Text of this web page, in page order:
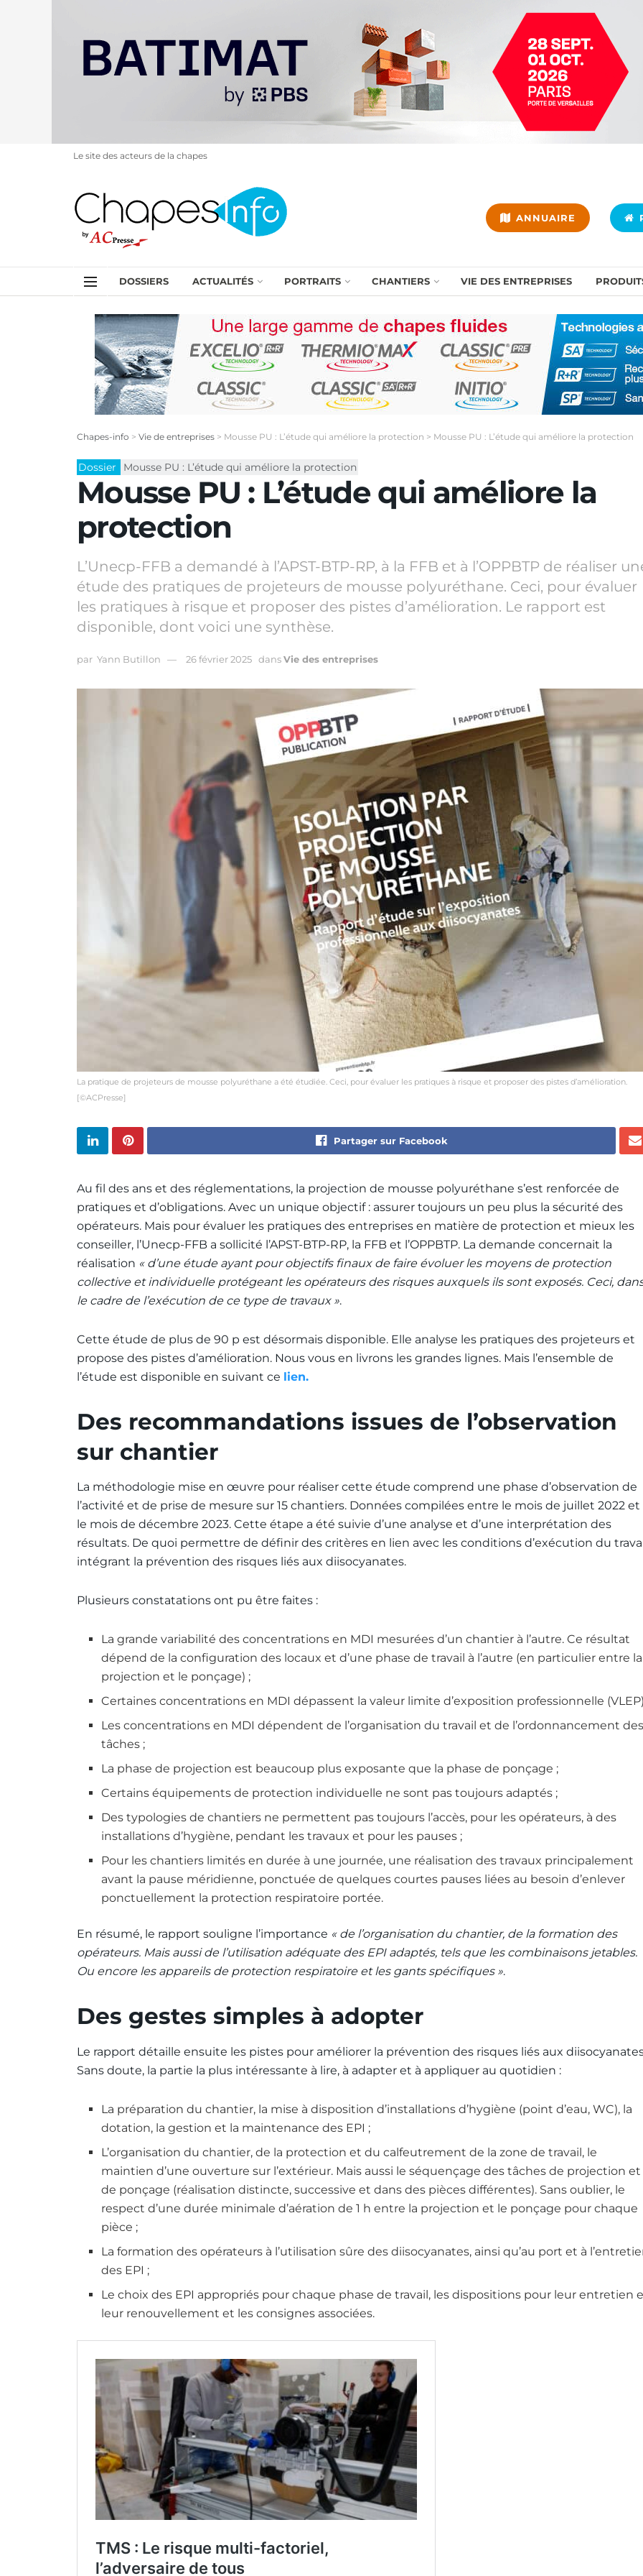
Le site des acteurs de la chapes
ANNUAIRE
DOSSIERS ACTUALITÉS PORTRAITS CHANTIERS VIE DES ENTREPRISES
Chapes-info > Vie de entreprises > Mousse PU : L’étude qui améliore la protection > Mousse PU : L’étude qui améliore la protection
Dossier Mousse PU : L’étude qui améliore la protection
Mousse PU : L’étude qui améliore la
protection
L’Unecp-FFB a demandé à l’APST-BTP-RP, à la FFB et à l’OPPBTP de réaliser
étude des pratiques de projeteurs de mousse polyuréthane. Ceci, pour évaluer
les pratiques à risque et proposer des pistes d’amélioration. Le rapport est
disponible, dont voici une synthèse.
par Yann Butillon 26 février 2025 dansVie des entreprises
La pratique de projeteurs de mousse polyuréthane a été étudiée. Ceci, pour évaluer les pratiques à risque et proposer des pistes d’amélioration.
[©ACPresse]
Partager sur Facebook
Au fil des ans et des réglementations, la projection de mousse polyuréthane s’est renforcée de
pratiques et d’obligations. Avec un unique objectif : assurer toujours un peu plus la sécurité des
opérateurs. Mais pour évaluer les pratiques des entreprises en matière de protection et mieux les
conseiller, l’Unecp-FFB a sollicité l’APST-BTP-RP, la FFB et l’OPPBTP. La demande concernait la
réalisation « d’une étude ayant pour objectifs finaux de faire évoluer les moyens de protection
collective et individuelle protégeant les opérateurs des risques auxquels ils sont exposés. Ceci,
le cadre de l’exécution de ce type de travaux ».
Cette étude de plus de 90 p est désormais disponible. Elle analyse les pratiques des projeteurs et
propose des pistes d’amélioration. Nous vous en livrons les grandes lignes. Mais l’ensemble de
l’étude est disponible en suivant ce lien.
Des recommandations issues de l’observation
sur chantier
La méthodologie mise en œuvre pour réaliser cette étude comprend une phase d’observation de
l’activité et de prise de mesure sur 15 chantiers. Données compilées entre le mois de juillet 2022 et
le mois de décembre 2023. Cette étape a été suivie d’une analyse et d’une interprétation des
résultats. De quoi permettre de définir des critères en lien avec les conditions d’exécution du
intégrant la prévention des risques liés aux diisocyanates.
Plusieurs constatations ont pu être faites :
La grande variabilité des concentrations en MDI mesurées d’un chantier à l’autre. Ce résultat
dépend de la configuration des locaux et d’une phase de travail à l’autre (en particulier entre la
projection et le ponçage) ;
Certaines concentrations en MDI dépassent la valeur limite d’exposition professionnelle
Les concentrations en MDI dépendent de l’organisation du travail et de l’ordonnancement
tâches ;
La phase de projection est beaucoup plus exposante que la phase de ponçage ;
Certains équipements de protection individuelle ne sont pas toujours adaptés ;
Des typologies de chantiers ne permettent pas toujours l’accès, pour les opérateurs, à des
installations d’hygiène, pendant les travaux et pour les pauses ;
Pour les chantiers limités en durée à une journée, une réalisation des travaux principalement
avant la pause méridienne, ponctuée de quelques courtes pauses liées au besoin d’enlever
ponctuellement la protection respiratoire portée.
En résumé, le rapport souligne l’importance « de l’organisation du chantier, de la formation des
opérateurs. Mais aussi de l’utilisation adéquate des EPI adaptés, tels que les combinaisons jetables.
Ou encore les appareils de protection respiratoire et les gants spécifiques ».
Des gestes simples à adopter
Le rapport détaille ensuite les pistes pour améliorer la prévention des risques liés aux
Sans doute, la partie la plus intéressante à lire, à adapter et à appliquer au quotidien :
La préparation du chantier, la mise à disposition d’installations d’hygiène (point d’eau, WC), la
dotation, la gestion et la maintenance des EPI ;
L’organisation du chantier, de la protection et du calfeutrement de la zone de travail, le
maintien d’une ouverture sur l’extérieur. Mais aussi le séquençage des tâches de projection et
de ponçage (réalisation distincte, successive et dans des pièces différentes). Sans oublier, le
respect d’une durée minimale d’aération de 1 h entre la projection et le ponçage pour chaque
pièce ;
La formation des opérateurs à l’utilisation sûre des diisocyanates, ainsi qu’au port et à
des EPI ;
Le choix des EPI appropriés pour chaque phase de travail, les dispositions pour leur entretien
leur renouvellement et les consignes associées.